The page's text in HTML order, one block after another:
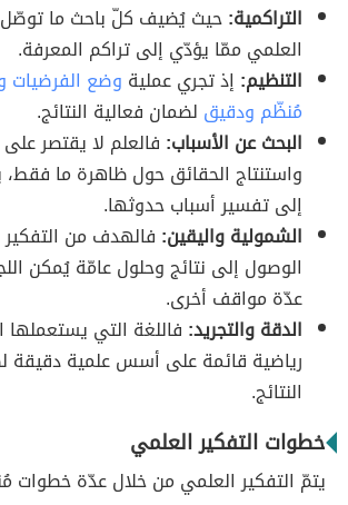
التراكمية:حيث يُضيف كلّ باحث ما توصّل
العلمي ممّا يؤدّي إلى تراكم المعرفة.
التنظيم: إذ تجري عملية وضع الفرضيات
مُنظّم ودقيق لضمان فعالية النتائج.
البحث عن الأسباب: فالعلم لا يقتصر
واستنتاج الحقائق حول ظاهرة ما
إلى تفسير أسباب حدوثها.
الشمولية واليقين: فالهدف من
الوصول إلى نتائج وحلول عامّة يُمكن
عدّة مواقف أخرى.
الدقة والتجريد: فاللغة التي
رياضية قائمة على أسس علمية
النتائج.
خطوات التفكير العلمي
يتمّ التفكير العلمي من خلال عدّة خطوات